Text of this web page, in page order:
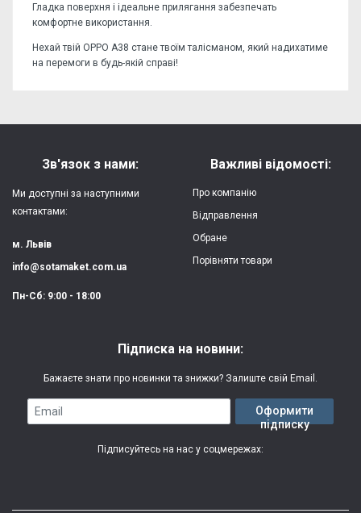
Гладка поверхня і ідеальне прилягання забезпечать
комфортне використання.
Нехай твій OPPO А38 стане твоїм талісманом, який надихатиме
на перемоги в будь-якій справі!
Захист:
від ударів,
Якість:
яскрава, чітка
Особливості:
(вологостійкий, гнучкий)
Гарантія: 3 місяці
Напишіть відгук або думку
Зв'язок з нами:
Ми доступні за наступними
контактами:
м. Львів
info@sotamaket.com.ua
Пн-Сб: 9:00 - 18:00
Важливі відомості:
Про компанію
Відправлення
Обране
Порівняти товари
Підписка на новини:
Бажаєте знати про новинки та знижки? Залиште свій Email.
Email
Оформити
підписку
Підписуйтесь на нас у соцмережах: